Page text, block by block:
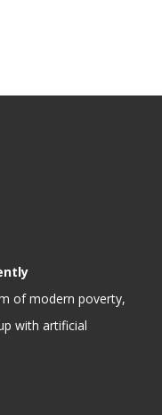
of modern poverty,
with artificial